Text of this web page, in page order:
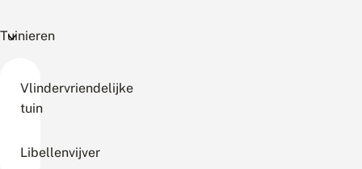
Tuinieren
Vlindervriendelijke
tuin
Libellenvijver